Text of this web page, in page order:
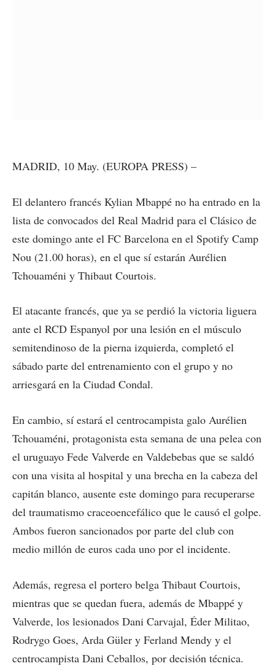
MADRID, 10 May. (EUROPA PRESS) –
El delantero francés Kylian Mbappé no ha entrado en la
lista de convocados del Real Madrid para el Clásico de
este domingo ante el FC Barcelona en el Spotify Camp
Nou (21.00 horas), en el que sí estarán Aurélien
Tchouaméni y Thibaut Courtois.
El atacante francés, que ya se perdió la victoria liguera
ante el RCD Espanyol por una lesión en el músculo
semitendinoso de la pierna izquierda, completó el
sábado parte del entrenamiento con el grupo y no
arriesgará en la Ciudad Condal.
En cambio, sí estará el centrocampista galo Aurélien
Tchouaméni, protagonista esta semana de una pelea con
el uruguayo Fede Valverde en Valdebebas que se saldó
con una visita al hospital y una brecha en la cabeza del
capitán blanco, ausente este domingo para recuperarse
del traumatismo craceoencefálico que le causó el golpe.
Ambos fueron sancionados por parte del club con
medio millón de euros cada uno por el incidente.
Además, regresa el portero belga Thibaut Courtois,
mientras que se quedan fuera, además de Mbappé y
Valverde, los lesionados Dani Carvajal, Éder Militao,
Rodrygo Goes, Arda Güler y Ferland Mendy y el
centrocampista Dani Ceballos, por decisión técnica.